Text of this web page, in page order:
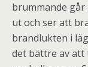
brummande
ut och ser att
brandlukten i
det bättre av att